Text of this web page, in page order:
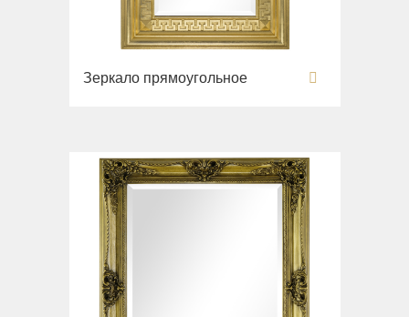
Зеркало прямоугольное